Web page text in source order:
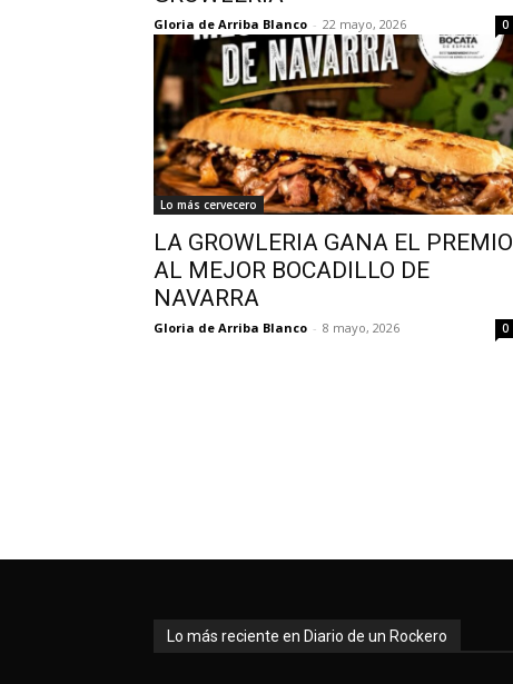
Gloria de Arriba Blanco - 22 mayo, 2026 0
Lo más cervecero
LA GROWLERIA GANA EL PREMIO
AL MEJOR BOCADILLO DE
NAVARRA
Gloria de Arriba Blanco - 8 mayo, 2026 0
Lo más reciente en Diario de un Rockero